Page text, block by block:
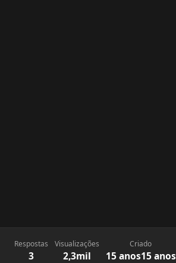
Respostas
3
Visualizações
2,3mil
Criado
15 anos15 anos